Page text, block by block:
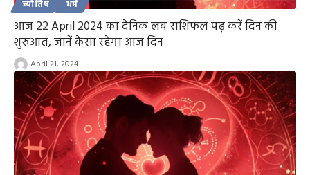
ज्योतिष धर्म
आज 22 April 2024 का दैनिक लव राशिफल पढ़ करें दिन की
शुरुआत, जानें कैसा रहेगा आज दिन
April 21, 2024